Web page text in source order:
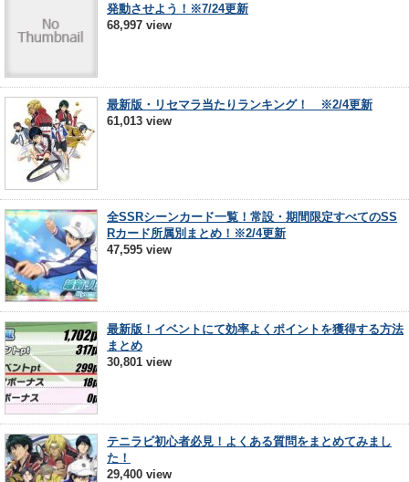
発動させよう！※7/24更新
68,997 view
最新版・リセマラ当たりランキング！ ※2/4更新
61,013 view
全SSRシーンカード一覧！常設・期間限定すべてのSS
Rカード所属別まとめ！※2/4更新
47,595 view
最新版！イベントにて効率よくポイントを獲得する方法
まとめ
30,801 view
テニラビ初心者必見！よくある質問をまとめてみまし
た！
29,400 view